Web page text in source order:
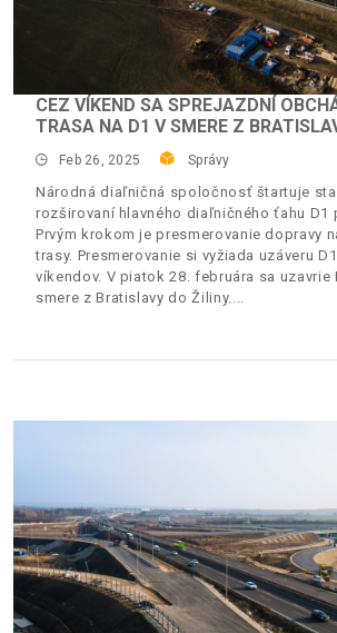
CEZ VÍKEND SA SPREJAZDNÍ
TRASA NA D1 V SMERE Z
Feb 26, 2025 Správy
Národná diaľničná spoločnosť štartuje
rozširovaní hlavného diaľničného ťahu D1
Prvým krokom je presmerovanie dopravy
trasy. Presmerovanie si vyžiada uzáveru
víkendov. V piatok 28. februára sa uzavrie
smere z Bratislavy do Žiliny.